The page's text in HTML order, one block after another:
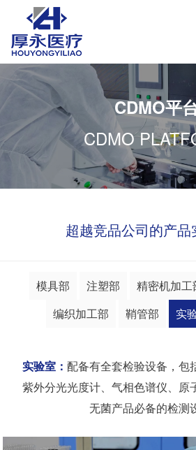
CDMO平
CDMO
超越竞品公司的产品
模具部 注塑部 精密机加工
编织加工部
鞘管部 实
实验室： 配备有全套检验设备，包
紫外分光光度计、气相色谱仪、原
无菌产品必备的检测